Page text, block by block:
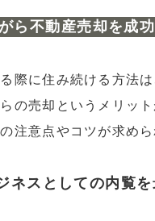
ら不動産売却を成
際に住み続ける方法
の売却というメリッ
注意点やコツが求めら
ネスとしての内覧